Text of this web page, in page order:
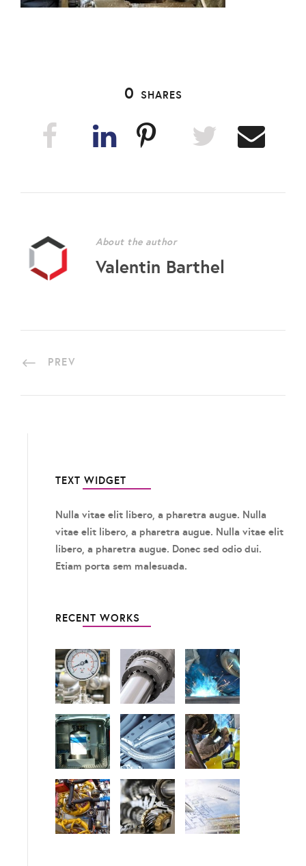
0 SHARES
About the author
Valentin Barthel
PREV
TEXT WIDGET
Nulla vitae elit libero, a pharetra augue. Nulla
vitae elit libero, a pharetra augue. Nulla vitae elit
libero, a pharetra augue. Donec sed odio dui.
Etiam porta sem malesuada.
RECENT WORKS